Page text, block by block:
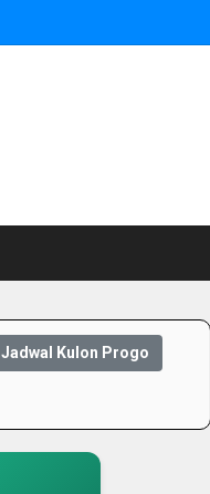
Jadwal Kulon Progo